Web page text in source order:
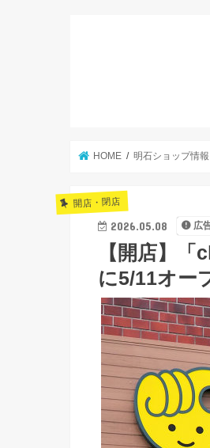
HOME 明石ショップ情報
開店・閉店
2026.05.08 広
【開店】
に5/11オー